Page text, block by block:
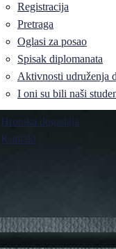
Registracija
Pretraga
Oglasi za posao
Spisak diplomanata
Aktivnosti udruženja
I oni su bili naši
Hronika događaja
Kontakt